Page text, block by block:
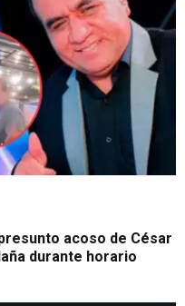
acoso de César
durante horario